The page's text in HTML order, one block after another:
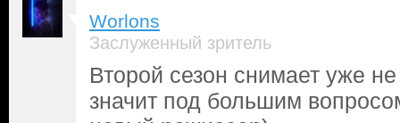
Worlons
Заслуженный зритель
Второй сезон снимает уже
значит под большим